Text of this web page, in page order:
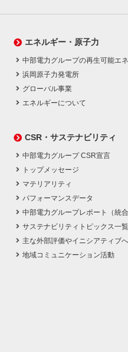
エネルギー・原子力
中部電力グループの再生可能エ
浜岡原子力発電所
グローバル事業
エネルギーについて
CSR・サステナビリティ
中部電力グループ CSR宣言
トップメッセージ
マテリアリティ
パフォーマンスデータ
中部電力グループレポート（統合
サステナビリティトピックス一覧
主な外部評価やイニシアティブ
地域コミュニケーション活動